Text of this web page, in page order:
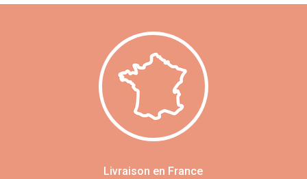
Livraison en France